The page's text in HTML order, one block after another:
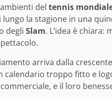
del tennis
lungo la stagione in una
degli Slam. L’idea è
arriva dalla
calendario troppo fitto e
e il loro